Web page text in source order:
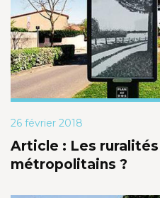
26 février 2018
Article : Les ruralités
métropolitains ?